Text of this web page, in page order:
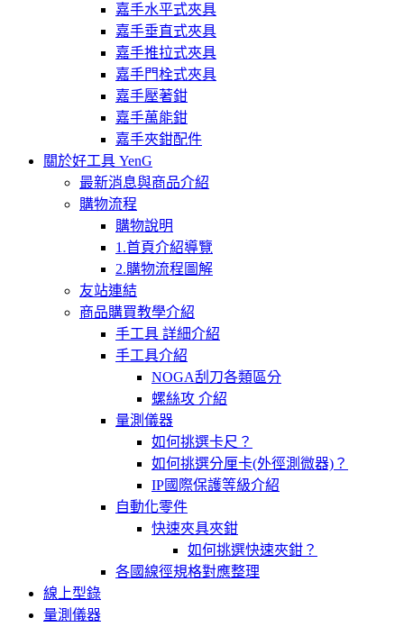
嘉手水平式夾具
嘉手垂直式夾具
嘉手推拉式夾具
嘉手門栓式夾具
嘉手壓著鉗
嘉手萬能鉗
嘉手夾鉗配件
關於好工具 YenG
最新消息與商品介紹
購物流程
購物說明
1.首頁介紹導覽
2.購物流程圖解
友站連結
商品購買教學介紹
手工具 詳細介紹
手工具介紹
NOGA刮刀各類區分
螺絲攻 介紹
量測儀器
如何挑選卡尺？
如何挑選分厘卡(外徑測微器)？
IP國際保護等級介紹
自動化零件
快速夾具夾鉗
如何挑選快速夾鉗？
各國線徑規格對應整理
線上型錄
量測儀器